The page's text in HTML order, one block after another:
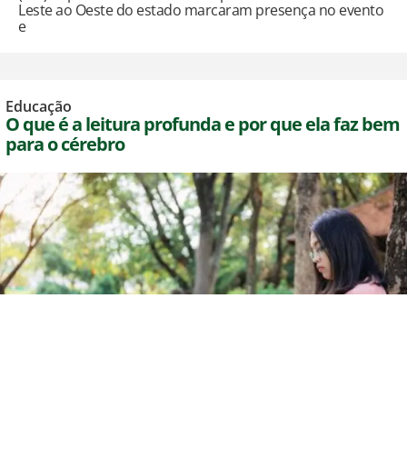
Leste ao Oeste do estado marcaram presença no evento
e
Educação
O que é a leitura profunda e por que ela faz bem
para o cérebro